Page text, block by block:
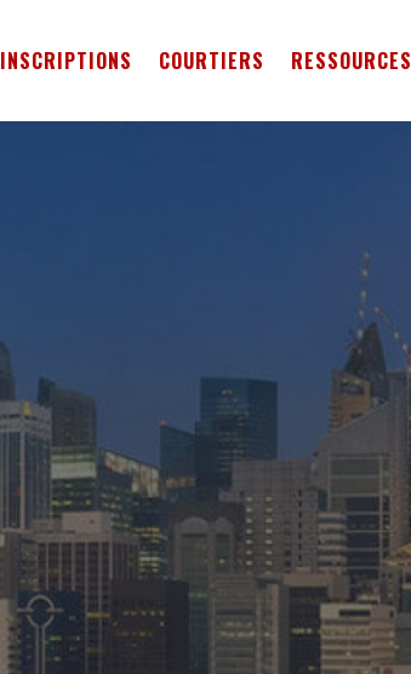
INSCRIPTIONS COURTIERS RESSOURCES